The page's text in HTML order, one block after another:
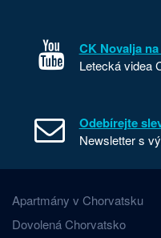
CK Novalja
Letecká videa
Odebírejte
Newsletter s
Apartmány v Chorvatsku
Dovolená Chorvatsko